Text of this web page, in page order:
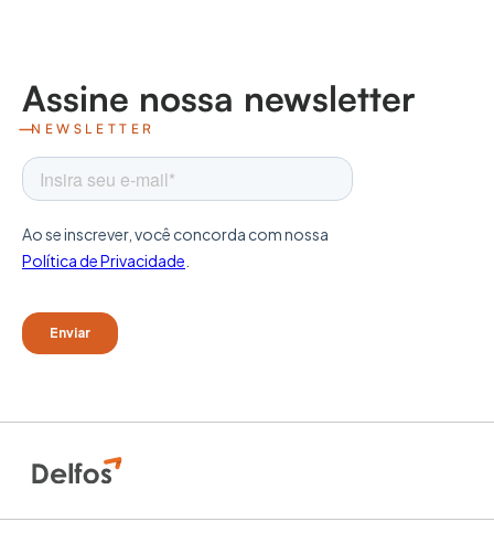
Assine nossa newsletter
NEWSLETTER